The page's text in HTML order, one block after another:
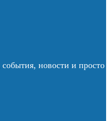
новости и просто